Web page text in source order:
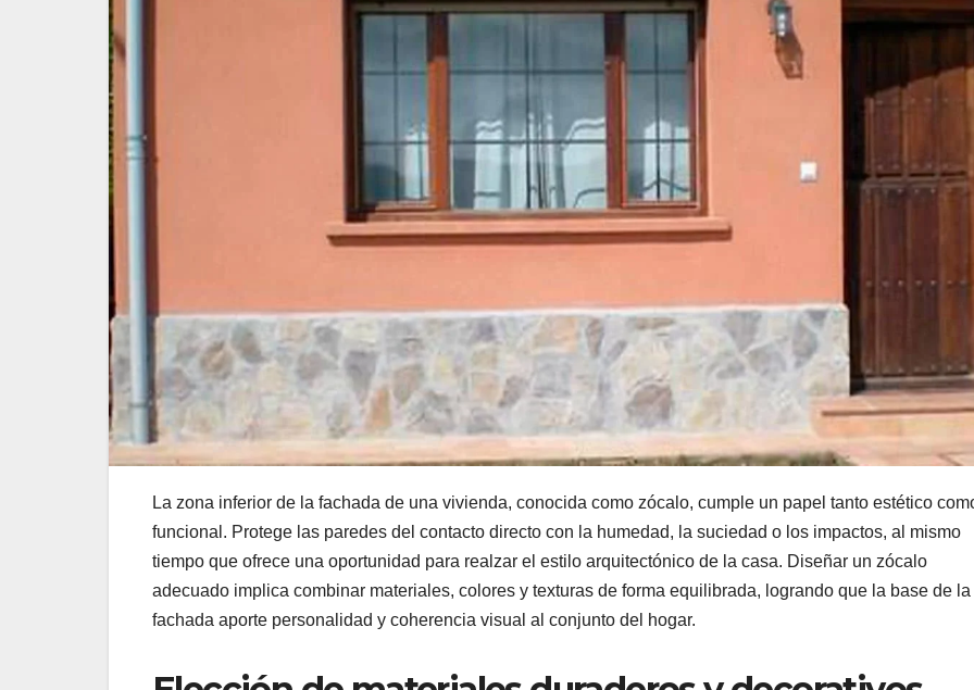
La zona inferior de la fachada de una vivienda, conocida como zócalo, cumple un papel tanto estético
funcional. Protege las paredes del contacto directo con la humedad, la suciedad o los impactos, al mismo
tiempo que ofrece una oportunidad para realzar el estilo arquitectónico de la casa. Diseñar un zócalo
adecuado implica combinar materiales, colores y texturas de forma equilibrada, logrando que la base de la
fachada aporte personalidad y coherencia visual al conjunto del hogar.